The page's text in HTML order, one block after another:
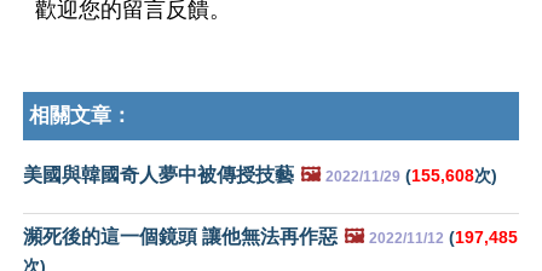
歡迎您的留言反饋。
相關文章：
美國與韓國奇人夢中被傳授技藝 🖼️ 2022/11/29 (155,608次)
瀕死後的這一個鏡頭 讓他無法再作惡 🖼️ 2022/11/12 (197,485
次)